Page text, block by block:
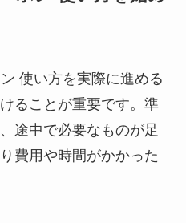
使い方を実際に進める
ることが重要です。準
途中で必要なものが足
費用や時間がかかった